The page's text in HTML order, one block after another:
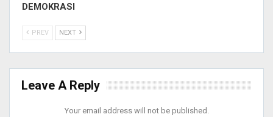
DEMOKRASI
PREV NEXT
Leave A Reply
Your email address will not be published.